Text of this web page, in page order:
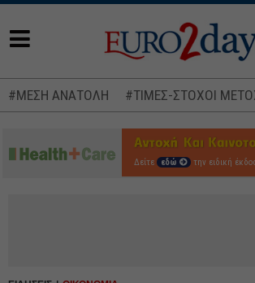
#ΜΕΣΗ ΑΝΑΤΟΛΗ #ΤΙΜΕΣ-ΣΤΟΧΟΙ
Δείτε εδώ την ειδική